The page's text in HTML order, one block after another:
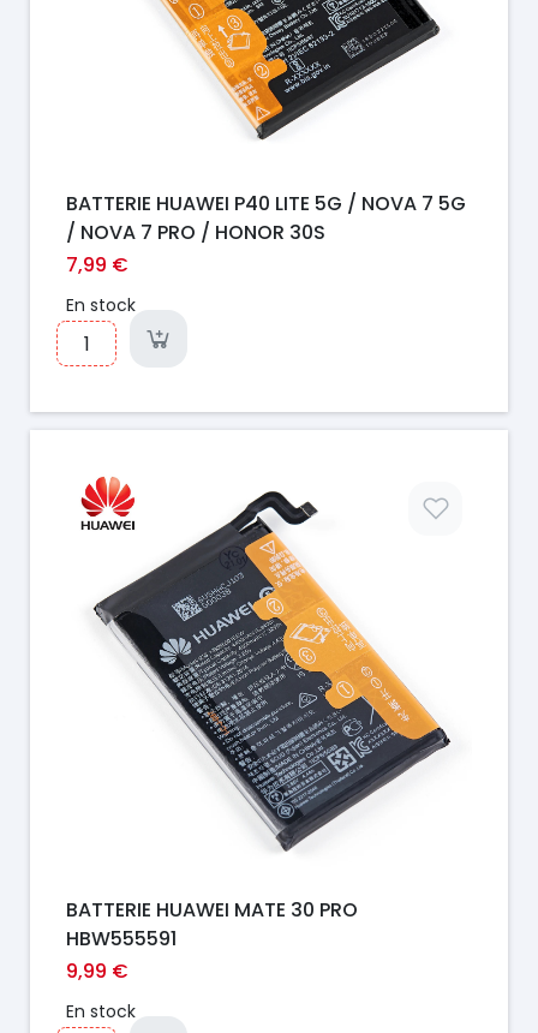
BATTERIE HUAWEI P40 LITE 5G / NOVA 7 5G
/ NOVA 7 PRO / HONOR 30S
7,99 €
En stock
Prix
BATTERIE HUAWEI MATE 30 PRO
HBW555591
9,99 €
En stock